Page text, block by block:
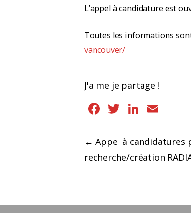
L’appel à candidature est
Toutes les informations
vancouver/
J'aime je partage !
Facebook
Twitter
articles
← Appel à candidatures
recherche/création